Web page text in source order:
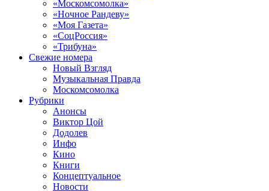
«Москомсомолка»
«Ночное Рандеву»
«Моя Газета»
«СоцРоссия»
«Трибуна»
Свежие номера
Новый Взгляд
Музыкальная Правда
Москомсомолка
Рубрики
Анонсы
Виктор Цой
Додолев
Инфо
Кино
Книги
Концептуальное
Новости